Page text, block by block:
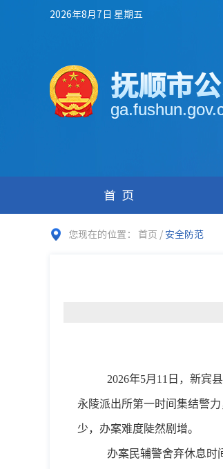
2026年8月7日 星期五
抚顺市
首页
您现在的位置： 首页 / 安全防范
2026年5月 11 日 ， 新宾
永陵派出所第一时间集结警力
少， 办案难度陡然剧增。
办案民辅警舍弃休息时